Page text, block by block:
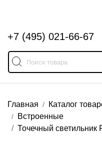
+7 (495) 021-66-67
Главная Каталог
Встроенные
Точечный светильник